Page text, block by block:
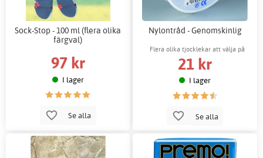
Sock-Stop - 100 ml (flera olika
färgval)
97 kr
I lager
Se alla
Nylontråd - Genomskinlig
Flera olika tjocklekar att välja på
21 kr
I lager
Se alla